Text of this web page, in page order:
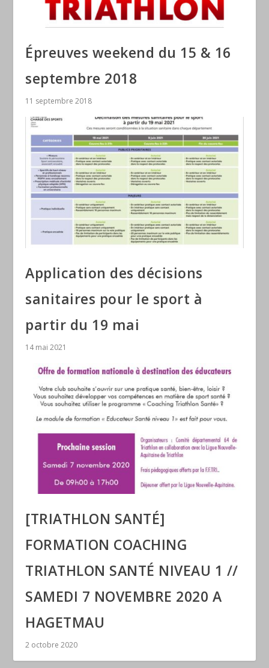
Épreuves weekend du 15 & 16
septembre 2018
11 septembre 2018
Application des décisions
sanitaires pour le sport à
partir du 19 mai
14 mai 2021
[TRIATHLON SANTÉ]
FORMATION COACHING
TRIATHLON SANTÉ NIVEAU 1 //
SAMEDI 7 NOVEMBRE 2020 A
HAGETMAU
2 octobre 2020